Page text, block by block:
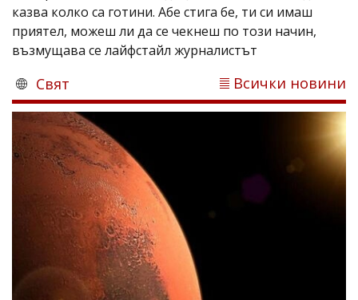
казва колко са готини. Абе стига бе, ти си имаш
приятел, можеш ли да се чекнеш по този начин,
възмущава се лайфстайл журналистът
Свят Всички новини